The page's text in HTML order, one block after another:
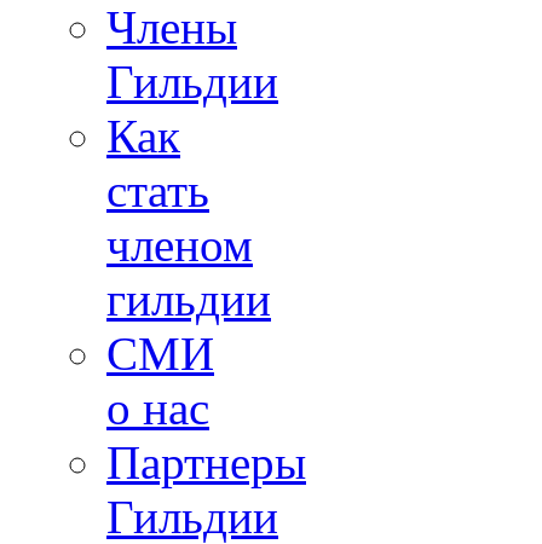
Члены
Гильдии
Как
стать
членом
гильдии
СМИ
о нас
Партнеры
Гильдии